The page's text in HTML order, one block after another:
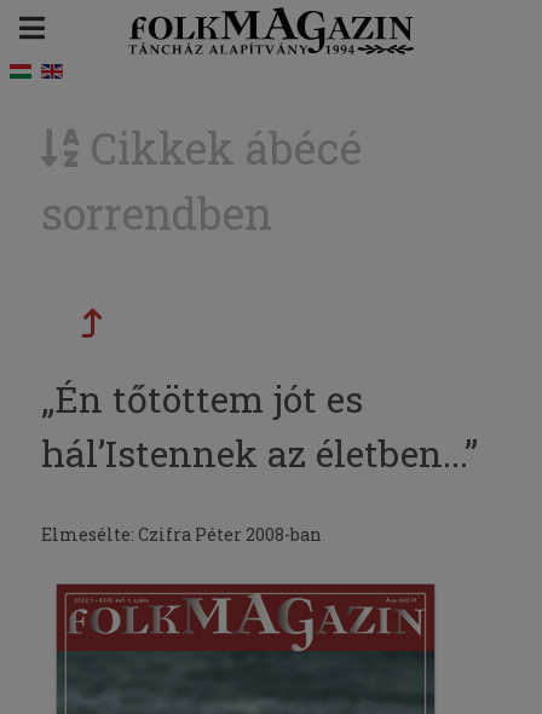
Cikkek ábécé
sorrendben
„Én tőtöttem jót es
hál’Istennek az életben...”
Elmesélte: Czifra Péter 2008-ban